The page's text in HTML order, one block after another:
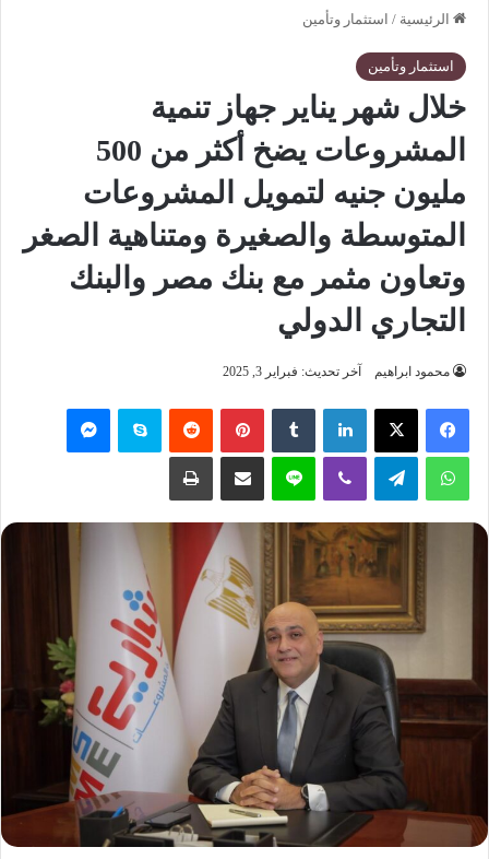
الرئيسية / استثمار وتأمين
استثمار وتأمين
خلال شهر يناير جهاز تنمية
المشروعات يضخ أكثر من 500
مليون جنيه لتمويل المشروعات
المتوسطة والصغيرة ومتناهية الصغر
وتعاون مثمر مع بنك مصر والبنك
التجاري الدولي
محمود ابراهيم آخر تحديث: فبراير 3, 2025
فيسبوك ‫X لينكدإن بينتيريست سكايب
واتساب تيلقرام لاين